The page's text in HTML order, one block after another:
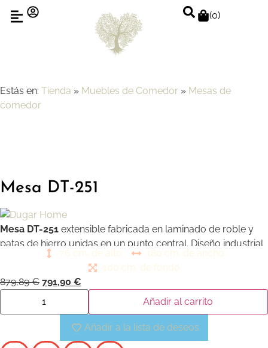
(0)
Estás en: Tienda » Muebles de Comedor » Mesas de
comedor
Mesa DT-251
Mesa DT-251 extensible fabricada en laminado de roble y
patas de hierro unidas en un punto central. Diseño industrial
versátil y funcional76 cm. de alto
180 cm. de ancho
100 cm. de fondo
879,89€ 791,90 €
Añadir al carrito
Añadir a la lista de deseos